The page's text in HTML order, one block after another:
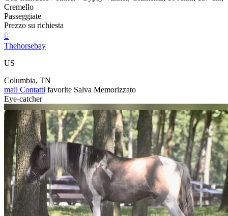
Cremello
Passeggiate
Prezzo su richiesta

Thehorsebay
US
Columbia, TN
mail Contatti favorite Salva Memorizzato
Eye-catcher